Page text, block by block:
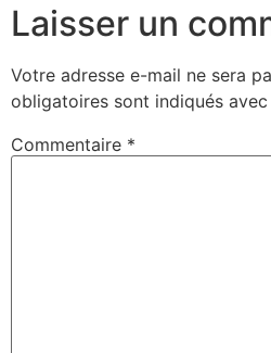
Laisser un
Votre adresse e-mail ne sera
obligatoires sont indiqués avec
Commentaire *